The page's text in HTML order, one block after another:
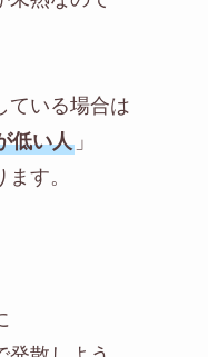
ている場合は
低い人」
す。